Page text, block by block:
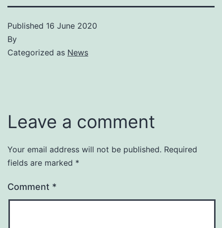
Published 16 June 2020
By
Categorized as News
Leave a comment
Your email address will not be published. Required
fields are marked *
Comment *